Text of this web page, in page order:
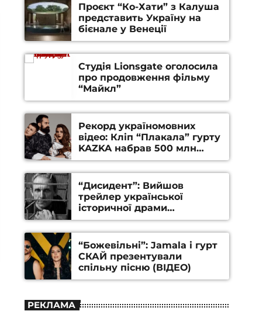
Проєкт “Ко-Хати” з Калуша
представить Україну на
бієнале у Венеції
Студія Lionsgate оголосила
про продовження фільму
“Майкл”
Рекорд україномовних
відео: Кліп “Плакала” гурту
KAZKA набрав 500 млн
переглядів на YouTube
“Дисидент”: Вийшов
трейлер української
історичної драми
Станіслава Гуренка та
Андрія Алфьорова (ВІДЕО)
“Божевільні”: Jamala і гурт
СКАЙ презентували
спільну пісню (ВІДЕО)
РЕКЛАМА